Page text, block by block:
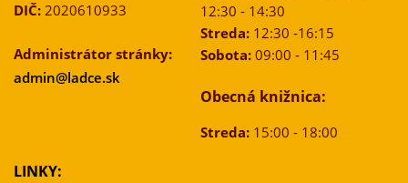
DIČ: 2020610933
Administrátor stránky:
admin@ladce.sk
12:30 - 14:30
Streda:12:30 -16:15
Sobota:09:00 - 11:45
Obecná knižnica:
Streda:15:00 - 18:00
LINKY: